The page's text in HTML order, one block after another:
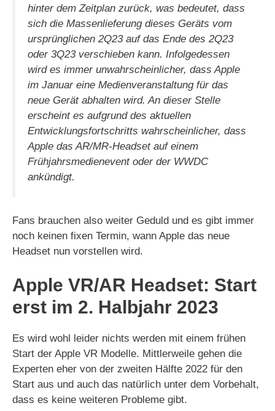
hinter dem Zeitplan zurück, was bedeutet, dass
sich die Massenlieferung dieses Geräts vom
ursprünglichen 2Q23 auf das Ende des 2Q23
oder 3Q23 verschieben kann. Infolgedessen
wird es immer unwahrscheinlicher, dass Apple
im Januar eine Medienveranstaltung für das
neue Gerät abhalten wird. An dieser Stelle
erscheint es aufgrund des aktuellen
Entwicklungsfortschritts wahrscheinlicher, dass
Apple das AR/MR-Headset auf einem
Frühjahrsmedienevent oder der WWDC
ankündigt.
Fans brauchen also weiter Geduld und es gibt immer
noch keinen fixen Termin, wann Apple das neue
Headset nun vorstellen wird.
Apple VR/AR Headset: Start
erst im 2. Halbjahr 2023
Es wird wohl leider nichts werden mit einem frühen
Start der Apple VR Modelle. Mittlerweile gehen die
Experten eher von der zweiten Hälfte 2022 für den
Start aus und auch das natürlich unter dem Vorbehalt,
dass es keine weiteren Probleme gibt.